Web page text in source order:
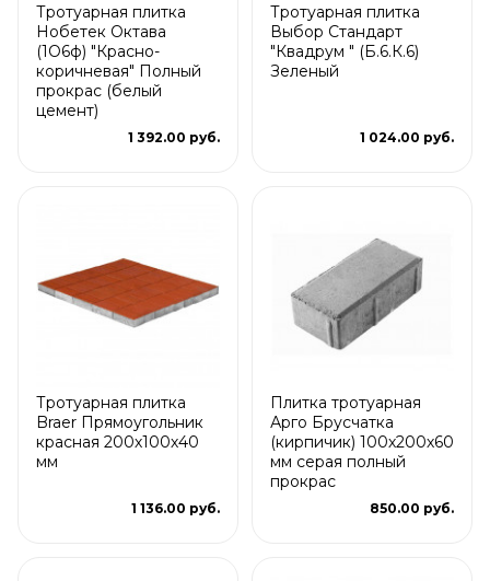
Тротуарная плитка
Нобетек Октава
(1О6ф) "Красно-
коричневая" Полный
прокрас (белый
цемент)
1 392.00 руб.
Тротуарная плитка
Выбор Стандарт
"Квадрум " (Б.6.К.6)
Зеленый
1 024.00 руб.
Тротуарная плитка
Braer Прямоугольник
красная 200х100х40
мм
1 136.00 руб.
Плитка тротуарная
Арго Брусчатка
(кирпичик) 100х200х60
мм серая полный
прокрас
850.00 руб.